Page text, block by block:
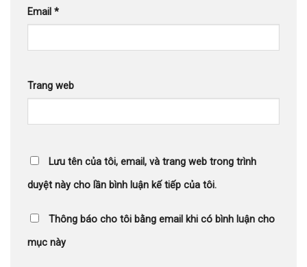
Email *
Trang web
Lưu tên của tôi, email, và trang web trong trình
duyệt này cho lần bình luận kế tiếp của tôi.
Thông báo cho tôi bằng email khi có bình luận cho
mục này